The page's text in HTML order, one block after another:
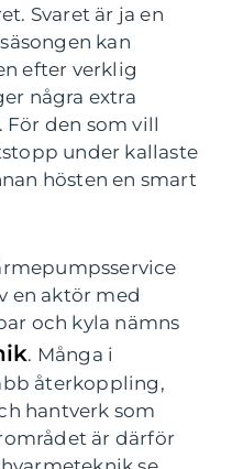
Svaret är ja en
kan
efter verklig
några extra
den som vill
under kallaste
hösten en smart
en aktör med
och kyla nämns
. Många i
återkoppling,
hantverk som
är därför